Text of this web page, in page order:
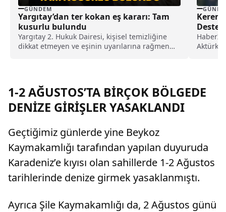
GÜNDEM
Yargıtay’dan ter kokan eş kararı: Tam
kusurlu bulundu
Yargıtay 2. Hukuk Dairesi, kişisel temizliğine
dikkat etmeyen ve eşinin uyarılarına rağmen
lira tazminat ödemesine karar verildi.
Kerem
Doğru
HaberX
1-2 AĞUSTOS’TA BİRÇOK BÖLGEDE
DENİZE GİRİŞLER YASAKLANDI
Geçtiğimiz günlerde yine Beykoz
Kaymakamlığı tarafından yapılan duyuruda
Karadeniz’e kıyısı olan sahillerde 1-2 Ağustos
tarihlerinde denize girmek yasaklanmıştı.
Ayrıca Şile Kaymakamlığı da, 2 Ağustos günü